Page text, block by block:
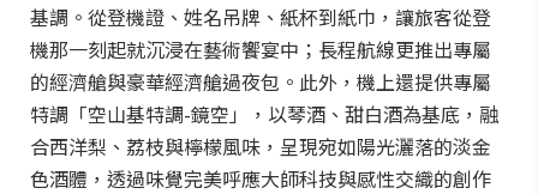
基調。從登機證、姓名吊牌、紙杯到紙巾，讓旅客從登
機那一刻起就沉浸在藝術饗宴中；長程航線更推出專屬
的經濟艙與豪華經濟艙過夜包。此外，機上還提供專屬
特調「空山基特調-鏡空」，以琴酒、甜白酒為基底，融
合西洋梨、荔枝與檸檬風味，呈現宛如陽光灑落的淡金
色酒體，透過味覺完美呼應大師科技與感性交織的創作